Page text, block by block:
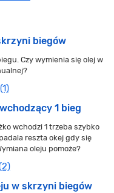
biegów
Czy wymienia się olej w
1 bieg
wchodzi 1 trzeba szybko
reszta okej gdy się
oleju pomoże?
w skrzyni biegów